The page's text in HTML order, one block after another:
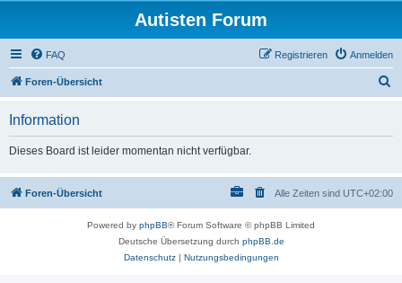
Autisten Forum
FAQ Anmelden
Registrieren
Foren-Übersicht
Information
Dieses Board ist leider momentan nicht verfügbar.
Foren-Übersicht Alle Zeiten sind UTC+02:00
Powered by phpBB® Forum Software © phpBB Limited
Deutsche Übersetzung durch phpBB.de
Datenschutz| Nutzungsbedingungen